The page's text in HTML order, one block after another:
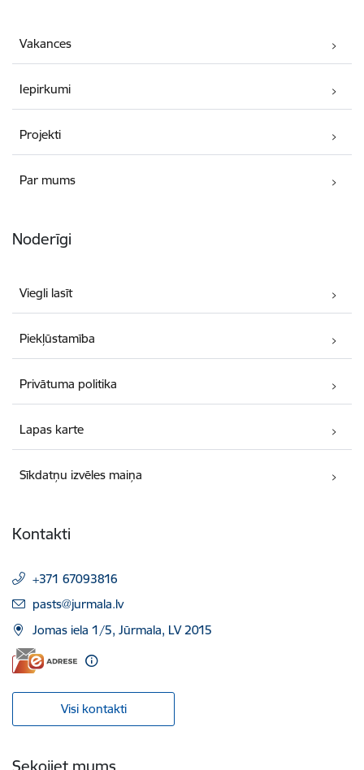
Vakances
Iepirkumi
Projekti
Par mums
Noderīgi
Viegli lasīt
Piekļūstamība
Privātuma politika
Lapas karte
Sīkdatņu izvēles maiņa
Kontakti
+371 67093816
E-pasts:
pasts@jurmala.lv
Jomas iela 1/5, Jūrmala, LV 2015
Visi kontakti
Sekojiet mums